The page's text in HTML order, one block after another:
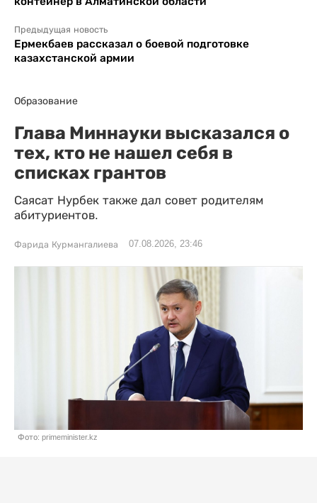
Предыдущая новость
Ермекбаев рассказал о боевой подготовке
казахстанской армии
Образование
Глава Миннауки высказался о
тех, кто не нашел себя в
списках грантов
Саясат Нурбек также дал совет родителям
абитуриентов.
Фарида Курмангалиева 07.08.2026, 23:46
Фото: primeminister.kz